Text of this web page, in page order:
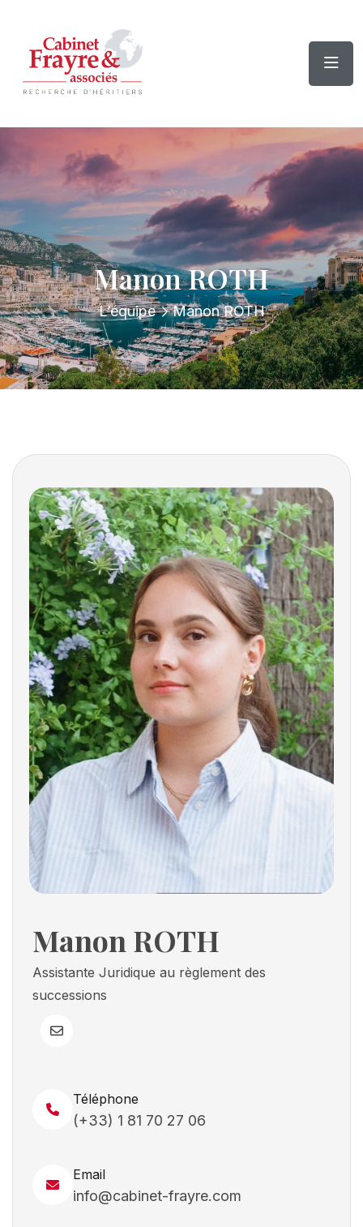
Manon ROTH
L’équipe Manon ROTH
Manon ROTH
Assistante Juridique au règlement des
successions
Téléphone
(+33) 1 81 70 27 06
Email
info@cabinet-frayre.com